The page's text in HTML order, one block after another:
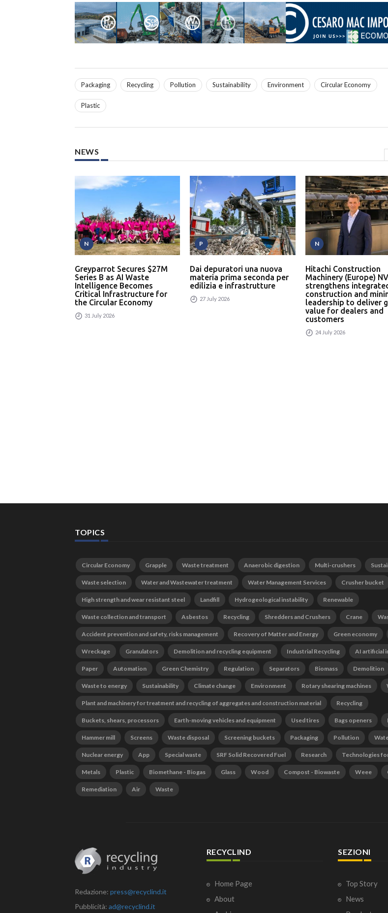
Packaging Recycling Pollution Sustainability Environment Circular Economy
Plastic
NEWS
N
Greyparrot Secures $27M
Series B as AI Waste
Intelligence Becomes
Critical Infrastructure for
the Circular Economy
31 July 2026
P
Dai depuratori una nuova
materia prima seconda per
edilizia e infrastrutture
27 July 2026
N
Hitachi Construction
Machinery (Europe) NV
strengthens
construction and
leadership to deliver
value for dealers and
customers
24 July 2026
TOPICS
Circular Economy Grapple Waste treatment Anaerobic digestion Multi-crushers
Waste selection Water and Wastewater treatment Water Management Services Crusher bucket
High strength and wear resistant steel Landfill Hydrogeological instability Renewable
Waste collection and transport Asbestos Recycling Shredders and Crushers Crane
Accident prevention and safety, risks management Recovery of Matter and Energy Green economy
Wreckage Granulators Demolition and recycling equipment Industrial Recycling AI artificial
Paper Automation Green Chemistry Regulation Separators Biomass Demolition
Waste to energy Sustainability Climate change Environment Rotary shearing machines
Plant and machinery for treatment and recycling of aggregates and construction material Recycling
Buckets, shears, processors Earth-moving vehicles and equipment Used tires Bags openers
Hammer mill Screens Waste disposal Screening buckets Packaging Pollution
Nuclear energy App Special waste SRF Solid Recovered Fuel Research Technologies
Metals Plastic Biomethane - Biogas Glass Wood Compost - Biowaste Weee
Remediation Air Waste
Redazione: press@recyclind.it
Pubblicità: ad@recyclind.it
RECYCLIND
Home Page
About
SEZIONI
Top Story
News